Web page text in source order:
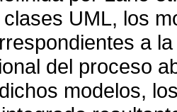
UML, los
a
del proceso
modelos,